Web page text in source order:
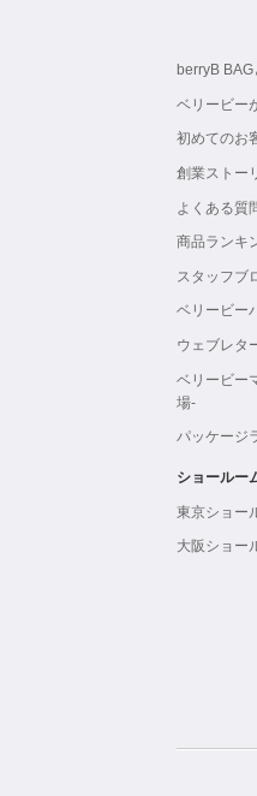
berryB BAG
ベリービー
初めてのお
創業ストー
よくある質
商品ランキ
スタッフブ
ベリービー
ウェブレタ
ベリービー
場-
パッケージ
ショールー
東京ショー
大阪ショー